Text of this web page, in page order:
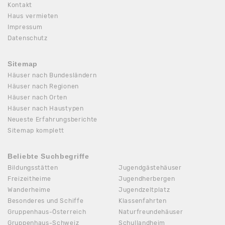
Kontakt
Haus vermieten
Impressum
Datenschutz
Sitemap
Häuser nach Bundesländern
Häuser nach Regionen
Häuser nach Orten
Häuser nach Haustypen
Neueste Erfahrungsberichte
Sitemap komplett
Beliebte Suchbegriffe
Bildungsstätten
Freizeitheime
Wanderheime
Besonderes und Schiffe
Gruppenhaus-Österreich
Gruppenhaus-Schweiz
Jugendgästehäuser
Jugendherbergen
Jugendzeltplatz
Klassenfahrten
Naturfreundehäuser
Schullandheim